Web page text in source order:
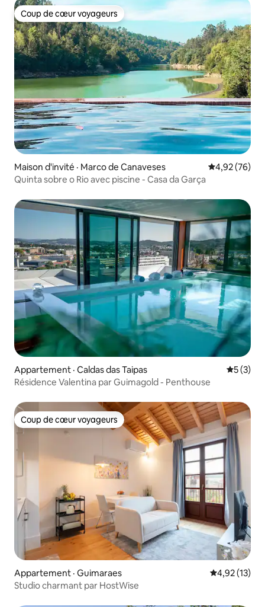
Coup de cœur voyageurs
Coup de cœur voyageurs
Maison d'invité · Marco de Canaveses Note
4,92 (76)
Quinta sobre o Rio avec piscine - Casa da Garça
Appartement · Caldas das Taipas Note
5 (3)
Résidence Valentina par Guimagold - Penthouse
Coup de cœur voyageurs
Coup de cœur voyageurs
Appartement · Guimaraes Note
4,92 (13)
Studio charmant par HostWise